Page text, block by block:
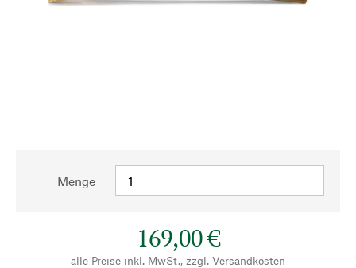
Menge
169,00 €
alle Preise inkl. MwSt., zzgl. Versandkosten